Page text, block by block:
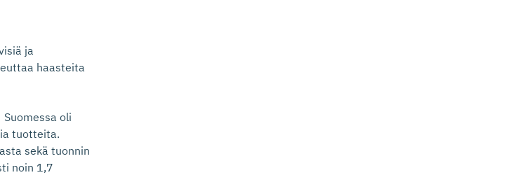
ja
haasteita
oli
tuotteita.
sekä tuonnin
noin 1,7